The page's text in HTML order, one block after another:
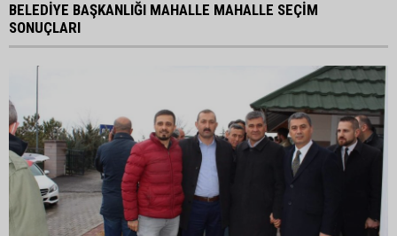
BELEDİYE BAŞKANLIĞI MAHALLE MAHALLE SEÇİM
SONUÇLARI